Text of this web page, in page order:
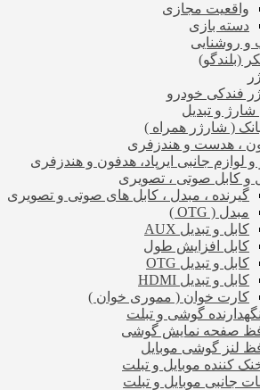
واقعیت مجازی
دسته بازی
و روشنایی
(بلندگو)
فندکی خودرو
شارژ و تبدیل
( شارژر همراه )
، هدست و هندزفری
و لوازم جانبی ایرپاد، هدفون و هندزفری
و کابل صوتی ، تصویری
گیرنده ، مبدل ، کابل های صوتی و تصویری
مبدل ( OTG )
کابل و تبدیل AUX
کابل افزایش طول
کابل و تبدیل OTG
کابل و تبدیل HDMI
کارت خوان ( مموری خوان )
نگهدارنده گوشی و تبلت
صفحه نمایش گوشی
لنز گوشی موبایل
کننده موبایل و تبلت
جانبی موبایل و تبلت